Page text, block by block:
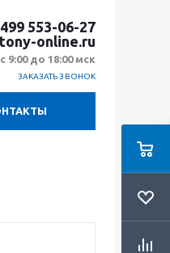
553-06-27
online.ru
с 9:00 до 18:00 мск
ЗАКАЗАТЬ ЗВОНОК